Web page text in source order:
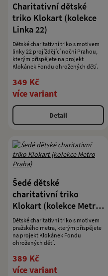
Charitativní dětské
triko Klokart (kolekce
Linka 22)
Dětské charitativní triko s motivem
linky 22 projíždějící noční Prahou,
kterým přispějete na projekt
Klokánek Fondu ohrožených dětí.
349 Kč
více variant
Detail
Šedé dětské
charitativní triko
Klokart (kolekce Metro
Praha)
Dětské charitativní triko s motivem
pražského metra, kterým přispějete
na projekt Klokánek Fondu
ohrožených dětí.
389 Kč
více variant